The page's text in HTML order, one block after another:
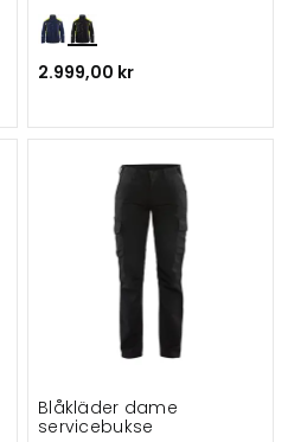
2.999,00 kr
Blåkläder dame
servicebukse